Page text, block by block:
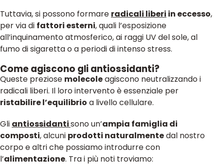
Tuttavia, si possono formare radicali liberi in eccesso,
per via di fattori esterni, quali l’esposizione
all’inquinamento atmosferico, ai raggi UV del sole, al
fumo di sigaretta o a periodi di intenso stress.
Come agiscono gli antiossidanti?
Queste preziose molecoleagiscono neutralizzando i
radicali liberi. Il loro intervento è essenziale per
ristabilire l’equilibrio a livello cellulare.
Gli antiossidantisono un’ampia famiglia di
composti, alcuni prodotti naturalmentedal nostro
corpo e altri che possiamo introdurre con
l’alimentazione. Tra i più noti troviamo: